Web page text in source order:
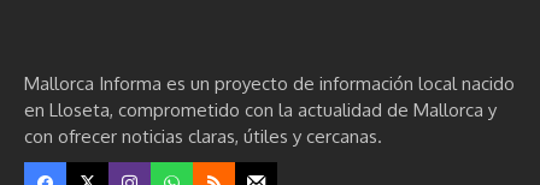
Mallorca Informa es un proyecto de información local nacido
en Lloseta, comprometido con la actualidad de Mallorca y
con ofrecer noticias claras, útiles y cercanas.